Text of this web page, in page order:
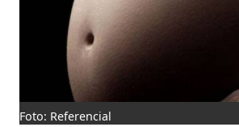
Foto: Referencial